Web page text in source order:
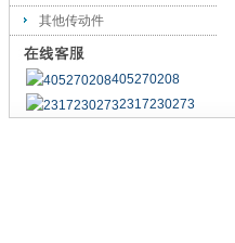
其他传动件
405270208
2317230273